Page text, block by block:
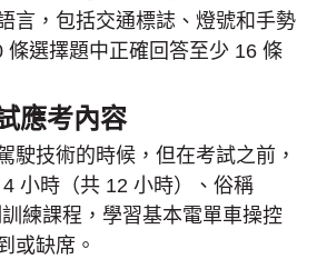
言，包括交通標誌、燈號和手勢
條選擇題中正確回答至少 16 條
應考內容
駛技術的時候，但在考試之前，
小時（共 12 小時）、俗稱
訓練課程，學習基本電單車操控
或缺席。